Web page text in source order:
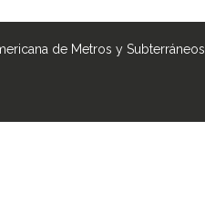
de Metros y Subterráneos